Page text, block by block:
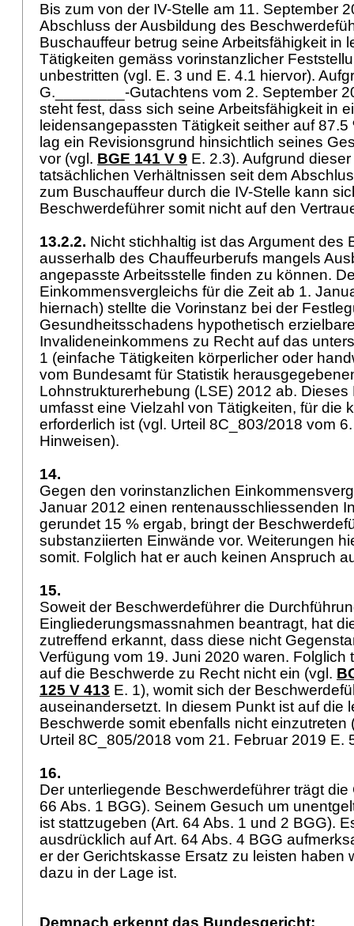
Bis zum von der IV-Stelle am 11. September
Abschluss der Ausbildung des
Buschauffeur betrug seine Arbeitsfähigkeit in
Tätigkeiten gemäss vorinstanzlicher
unbestritten (vgl. E. 3 und E. 4.1 hiervor).
G.________-Gutachtens vom 2. September
steht fest, dass sich seine Arbeitsfähigkeit in
leidensangepassten Tätigkeit seither auf 87.5
lag ein Revisionsgrund hinsichtlich seines
vor (vgl. BGE 141 V 9 E. 2.3). Aufgrund
tatsächlichen Verhältnissen seit dem
zum Buschauffeur durch die IV-Stelle kann
Beschwerdeführer somit nicht auf den
13.2.2. Nicht stichhaltig ist das Argument des
ausserhalb des Chauffeurberufs mangels
angepasste Arbeitsstelle finden zu können.
Einkommensvergleichs für die Zeit ab 1.
hiernach) stellte die Vorinstanz bei der
Gesundheitsschadens hypothetisch
Invalideneinkommens zu Recht auf das
1 (einfache Tätigkeiten körperlicher oder
vom Bundesamt für Statistik
Lohnstrukturerhebung (LSE) 2012 ab.
umfasst eine Vielzahl von Tätigkeiten, für die
erforderlich ist (vgl. Urteil 8C_803/2018 vom
Hinweisen).
14.
Gegen den vorinstanzlichen
Januar 2012 einen rentenausschliessenden
gerundet 15 % ergab, bringt der
substanziierten Einwände vor. Weiterungen
somit. Folglich hat er auch keinen Anspruch
15.
Soweit der Beschwerdeführer die
Eingliederungsmassnahmen beantragt, hat
zutreffend erkannt, dass diese nicht
Verfügung vom 19. Juni 2020 waren. Folglich
auf die Beschwerde zu Recht nicht ein (vgl.
125 V 413 E. 1), womit sich der
auseinandersetzt. In diesem Punkt ist auf die
Beschwerde somit ebenfalls nicht einzutreten
Urteil 8C_805/2018 vom 21. Februar 2019 E.
16.
Der unterliegende Beschwerdeführer trägt
66 Abs. 1 BGG). Seinem Gesuch um
ist stattzugeben (Art. 64 Abs. 1 und 2 BGG).
ausdrücklich aufArt. 64 Abs. 4 BGG
er der Gerichtskasse Ersatz zu leisten haben
dazu in der Lage ist.
Demnach erkennt das Bundesgericht: